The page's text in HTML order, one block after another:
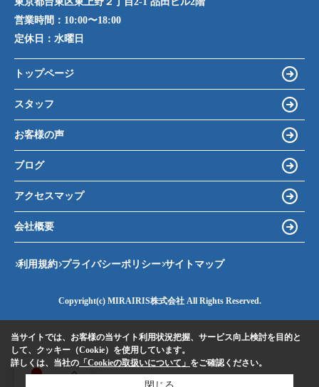
営業時間： 10:00〜18:00
定休日： 水曜日
JA
トップページ
スタッフ
お客様の声
ブログ
アクセスマップ
会社概要
利用規約 プライバシーポリシー サイトマップ
Copyright(c) MIRAIRIS株式会社 All Rights Reserved.
当サイトでは、お客様の当サイト利用状況把握、サービス向上検討を目的と
して、クッキー（Cookie）を使用しています。
詳しくは、当社の 「Cookieの取扱いについて」 をご確認ください。